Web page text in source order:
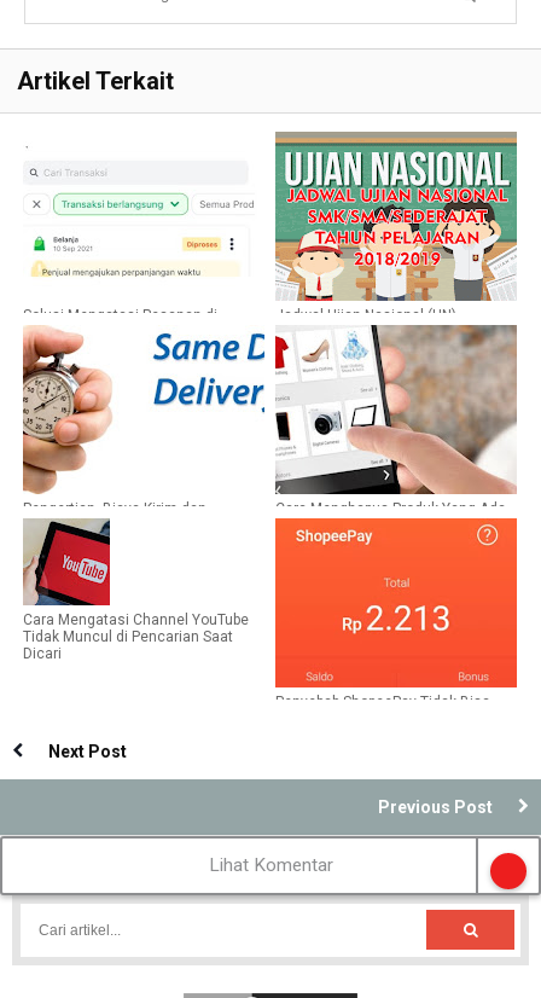
Artikel Terkait
Solusi Mengatasi Pesanan di
Tokopedia Tidak Kunjung Diproses
Oleh Penjual
Jadwal Ujian Nasional (UN)
SMK/SMA/Sederajat Tahun
Pelajaran 2018/2019
Pengertian, Biaya Kirim dan
Kelebihan Same Day Service
Cara Menghapus Produk Yang Ada
di Keranjang Shopee
Cara Mengatasi Channel YouTube
Tidak Muncul di Pencarian Saat
Dicari
Penyebab ShopeePay Tidak Bisa
Next Post
Previous Post
Lihat Komentar